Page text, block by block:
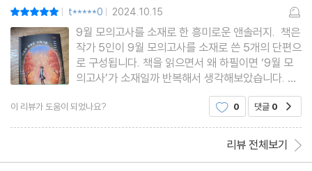
| t*****0 | 2024.10.15
9월 모의고사를 소재로 한 흥미로운 앤솔러지. 책은
작가 5인이 9월 모의고사를 소재로 쓴 5개의 단편으
로 구성됩니다. 책을 읽으면서 왜 하필이면 ‘9월 모
의고사’가 소재일까 반복해서 생각해보았습니다. 대
한민국 고3에게 9월은 도대체 어떤 의미일까요? 화
창한 가을 날씨와 피크닉을 즐기기보다 평가원 시험
을 앞둔 압박감이 훨씬 더 큰 시기입니다. 이는 ‘수능
이 리뷰가 도움이 되었나요? 0 댓글 0
리뷰 전체보기